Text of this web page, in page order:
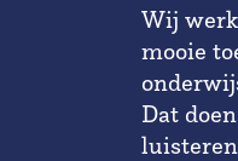
Wij
mooie
Dat